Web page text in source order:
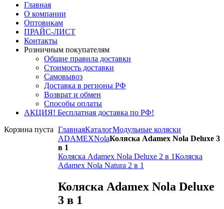
Главная
О компании
Оптовикам
ПРАЙС-ЛИСТ
Контакты
Розничным покупателям
Общие правила доставки
Стоимость доставки
Самовывоз
Доставка в регионы РФ
Возврат и обмен
Способы оплаты
АКЦИЯ! Бесплатная доставка по РФ!
ГлавнаяКаталогМодульные коляски
ADAMEXNolaКоляска Adamex Nola Deluxe 3
в 1
Коляска Adamex Nola Deluxe 2 в 1Коляска
Adamex Nola Natura 2 в 1
Коляска Adamex Nola Deluxe
3 в 1
Корзина пуста